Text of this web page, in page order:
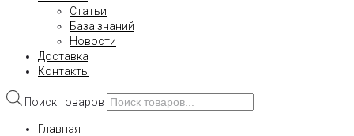
Статьи
База знаний
Новости
Доставка
Контакты
Поиск товаров
Главная